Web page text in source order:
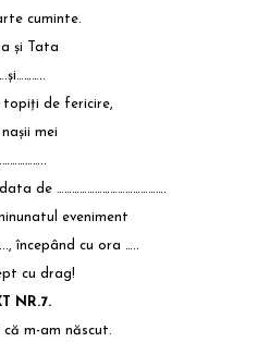
cuminte.
şi Tata
topiţi de fericire,
mei
de …………………………………….
eveniment
începând cu ora …..
cu drag!
NR.7.
m-am născut.